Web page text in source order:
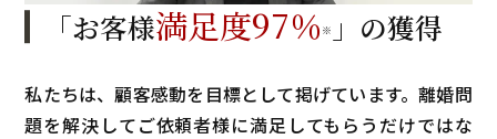
「お客様満足度97％ ※ 」の獲得
私たちは、顧客感動を目標として掲げています。離婚問
題を解決してご依頼者様に満足してもらうだけではな